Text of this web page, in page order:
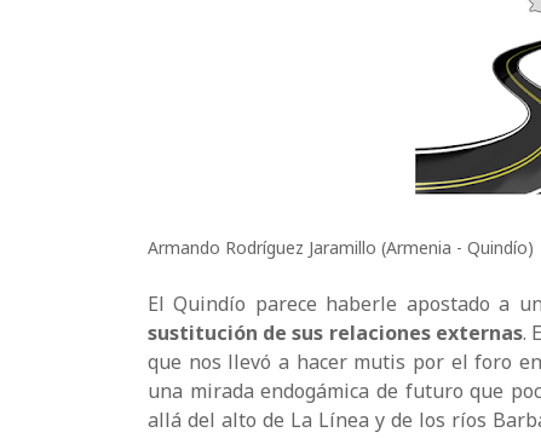
Armando Rodríguez Jaramillo (Armenia - Quindío)
El Quindío parece haberle apostado a
sustitución de sus relaciones externas.
que nos llevó a hacer mutis por el foro
una mirada endogámica de futuro que
allá del alto de La Línea y de los ríos